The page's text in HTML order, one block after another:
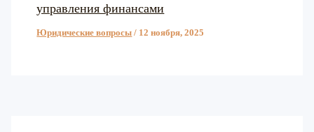
управления финансами
Юридические вопросы / 12 ноября, 2025